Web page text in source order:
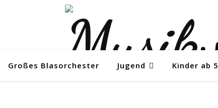
Großes Blasorchester Jugend Kinder ab 5